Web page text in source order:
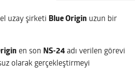
uzay şirketi Blue Origin uzun bir
en son NS-24 adı verilen görevi
olarak gerçekleştirmeyi